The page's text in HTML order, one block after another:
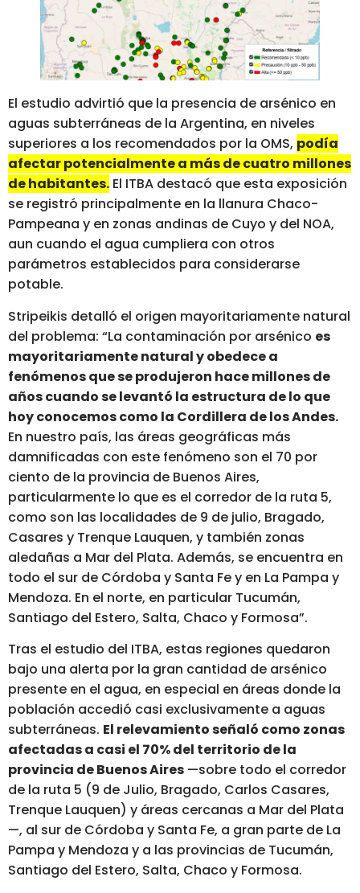
El estudio advirtió que la presencia de arsénico en
aguas subterráneas de la Argentina, en niveles
superiores a los recomendados por la OMS, podía
afectar potencialmente a más de cuatro millones
de habitantes. El ITBA destacó que esta exposición
se registró principalmente en la llanura Chaco-
Pampeana y en zonas andinas de Cuyo y del NOA,
aun cuando el agua cumpliera con otros
parámetros establecidos para considerarse
potable.
Stripeikis detalló el origen mayoritariamente natural
del problema: “La contaminación por arsénico es
mayoritariamente natural y obedece a
fenómenos que se produjeron hace millones de
años cuando se levantó la estructura de lo que
hoy conocemos como la Cordillera de los Andes.
En nuestro país, las áreas geográficas más
damnificadas con este fenómeno son el 70 por
ciento de la provincia de Buenos Aires,
particularmente lo que es el corredor de la ruta 5,
como son las localidades de 9 de julio, Bragado,
Casares y Trenque Lauquen, y también zonas
aledañas a Mar del Plata. Además, se encuentra en
todo el sur de Córdoba y Santa Fe y en La Pampa y
Mendoza. En el norte, en particular Tucumán,
Santiago del Estero, Salta, Chaco y Formosa”.
Tras el estudio del ITBA, estas regiones quedaron
bajo una alerta por la gran cantidad de arsénico
presente en el agua, en especial en áreas donde la
población accedió casi exclusivamente a aguas
subterráneas. El relevamiento señaló como zonas
afectadas a casi el 70% del territorio de la
provincia de Buenos Aires —sobre todo el corredor
de la ruta 5 (9 de Julio, Bragado, Carlos Casares,
Trenque Lauquen) y áreas cercanas a Mar del Plata
—, al sur de Córdoba y Santa Fe, a gran parte de La
Pampa y Mendoza y a las provincias de Tucumán,
Santiago del Estero, Salta, Chaco y Formosa.